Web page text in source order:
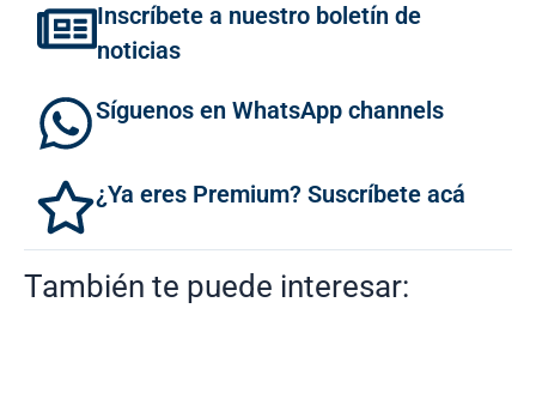
Inscríbete a nuestro boletín de
noticias
Síguenos en WhatsApp channels
¿Ya eres Premium? Suscríbete acá
También te puede interesar: